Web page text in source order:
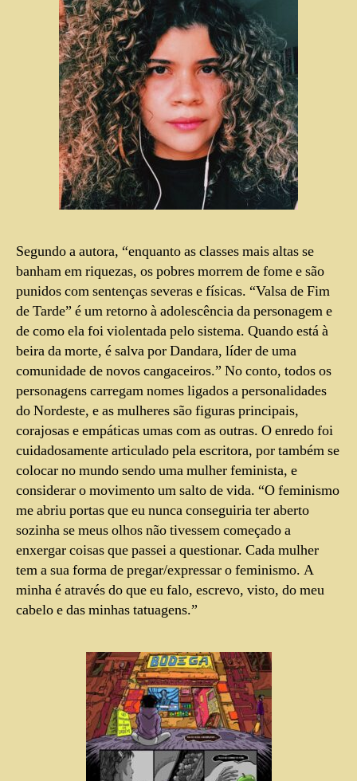
Segundo a autora, “enquanto as classes mais altas se
banham em riquezas, os pobres morrem de fome e são
punidos com sentenças severas e físicas. “Valsa de Fim
de Tarde” é um retorno à adolescência da personagem e
de como ela foi violentada pelo sistema. Quando está à
beira da morte, é salva por Dandara, líder de uma
comunidade de novos cangaceiros.” No conto, todos os
personagens carregam nomes ligados a personalidades
do Nordeste, e as mulheres são figuras principais,
corajosas e empáticas umas com as outras. O enredo foi
cuidadosamente articulado pela escritora, por também se
colocar no mundo sendo uma mulher feminista, e
considerar o movimento um salto de vida. “O feminismo
me abriu portas que eu nunca conseguiria ter aberto
sozinha se meus olhos não tivessem começado a
enxergar coisas que passei a questionar. Cada mulher
tem a sua forma de pregar/expressar o feminismo. A
minha é através do que eu falo, escrevo, visto, do meu
cabelo e das minhas tatuagens.”